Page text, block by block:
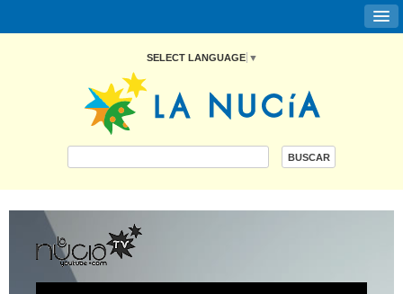
SELECT LANGUAGE ▼